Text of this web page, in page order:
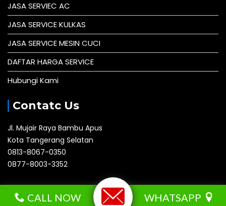
CALL NOW WHATSAPP
JASA SERVIEC AC
JASA SERVICE KULKAS
JASA SERVICE MESIN CUCI
DAFTAR HARGA SERVICE
Hubungi Kami
Contatc Us
Jl. Mujair Raya Bambu Apus
Kota Tangerang Selatan
0813-8067-0350
0877-8003-3352
Andalastechnic.com © All right reserved 2016